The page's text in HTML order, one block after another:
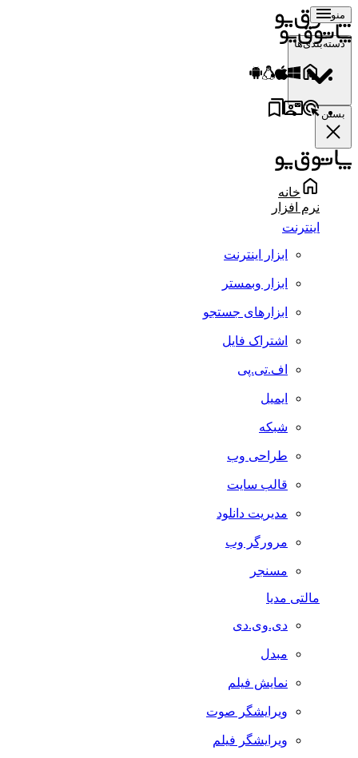
منو
دسته‌بندی‌ها
بستن
خانه
نرم افزار
اینترنت
ابزار اینترنت
ابزار وبمستر
ابزارهای جستجو
اشتراک فایل
اف.تی.پی
ایمیل
شبکه
طراحی وب
قالب سایت
مدیریت دانلود
مرورگر وب
مسنجر
مالتی مدیا
دی.وی.دی
مبدل
نمایش فیلم
ویرایشگر صوت
ویرایشگر فیلم